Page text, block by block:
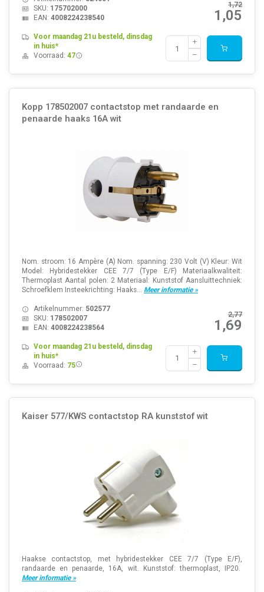
1,72
1,05
SKU: 175702000
EAN: 4008224238540
Voor maandag 21u besteld, dinsdag
in huis*
Voorraad: 47
Kopp 178502007 contactstop met randaarde en
penaarde haaks 16A wit
Nom. stroom: 16 Ampère (A) Nom. spanning: 230 Volt (V) Kleur: Wit
Model: Hybridestekker CEE 7/7 (Type E/F) Materiaalkwaliteit:
Thermoplast Aantal polen: 2 Materiaal: Kunststof Aansluittechniek:
Schroefklem Insteekrichting: Haaks... Meer informatie »
2,77
1,69
Artikelnummer: 502577
SKU: 178502007
EAN: 4008224238564
Voor maandag 21u besteld, dinsdag
in huis*
Voorraad: 75
Kaiser 577/KWS contactstop RA kunststof wit
Haakse contactstop, met hybridestekker CEE 7/7 (Type E/F),
randaarde en penaarde, 16A, wit. Kunststof: thermoplast, IP20.
Meer informatie »